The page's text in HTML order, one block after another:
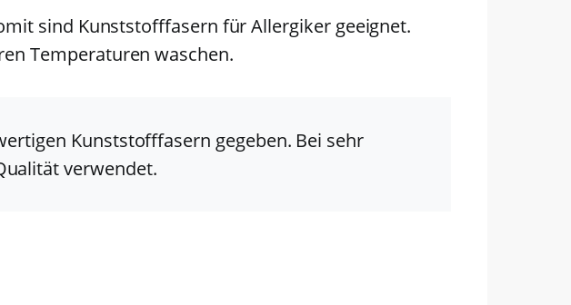
sind Kunststofffasern für Allergiker geeignet.
Temperaturen waschen.
Kunststofffasern gegeben. Bei sehr
verwendet.